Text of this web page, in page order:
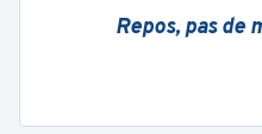
Repos, pas de